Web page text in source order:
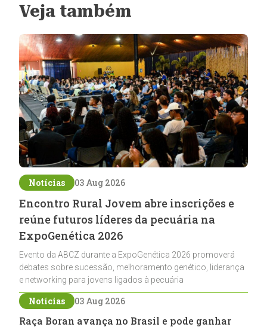
Veja também
Notícias 03 Aug 2026
Encontro Rural Jovem abre inscrições e
reúne futuros líderes da pecuária na
ExpoGenética 2026
Evento da ABCZ durante a ExpoGenética 2026 promoverá
debates sobre sucessão, melhoramento genético, liderança
e networking para jovens ligados à pecuária
Notícias 03 Aug 2026
Raça Boran avança no Brasil e pode ganhar